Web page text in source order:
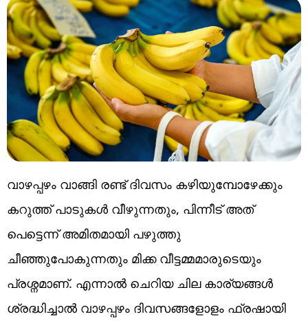
വാഴപ്പഴം വാങ്ങി രണ്ട് ദിവസം കഴിയുമ്പോഴേക്കും
കറുത്ത് പാടുകൾ വീഴുന്നതും, പിന്നീട് അത്
പെട്ടെന്ന് അമിതമായി പഴുത്തു
ചീഞ്ഞുപോകുന്നതും മിക്ക വീട്ടമ്മമാരുടെയും
പ്രശ്നമാണ്. എന്നാൽ ചെറിയ ചില കാര്യങ്ങൾ
ശ്രദ്ധിച്ചാൽ വാഴപ്പഴം ദിവസങ്ങളോളം ഫ്രഷായി